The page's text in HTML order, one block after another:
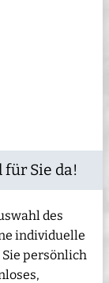
Sie da!
des
individuelle
persönlich